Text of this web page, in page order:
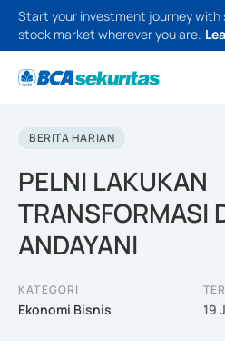
Start your investment journey with
stock market wherever you are.
BERITA HARIAN
PELNI LAKUKAN
TRANSFORMASI
ANDAYANI
KATEGORI
Ekonomi Bisnis 19